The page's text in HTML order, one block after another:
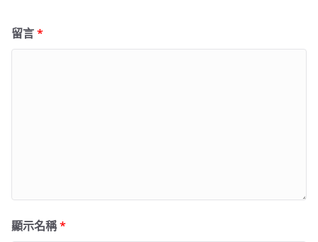
留言*
顯示名稱*